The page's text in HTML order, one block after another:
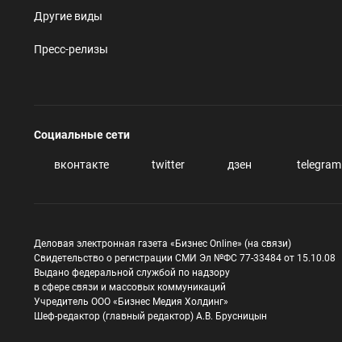
Другие виды
Пресс-релизы
Социальные сети
вконтакте twitter дзен telegram
Деловая электронная газета «Бизнес Online» (на связи)
Свидетельство о регистрации СМИ Эл №ФС 77-33484 от 15.10.08
Выдано федеральной службой по надзору
в сфере связи и массовых коммуникаций
Учредитель ООО «Бизнес Медия Холдинг»
Шеф-редактор (главный редактор) А.В. Брусницын